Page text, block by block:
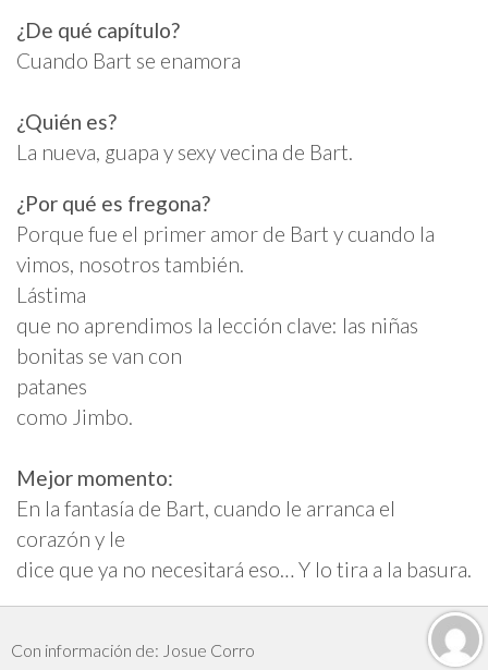
¿De qué capítulo?
Cuando Bart se enamora
¿Quién es?
La nueva, guapa y sexy vecina de Bart.
¿Por qué es fregona?
Porque fue el primer amor de Bart y cuando la
vimos, nosotros también.
Lástima
que no aprendimos la lección clave: las niñas
bonitas se van con
patanes
como Jimbo.
Mejor momento:
En la fantasía de Bart, cuando le arranca el
corazón y le
dice que ya no necesitará eso… Y lo tira a la basura.
Con información de: Josue Corro